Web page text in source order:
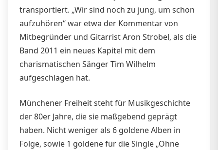
transportiert. „Wir sind noch zu jung, um schon
aufzuhören“ war etwa der Kommentar von
Mitbegründer und Gitarrist Aron Strobel, als die
Band 2011 ein neues Kapitel mit dem
charismatischen Sänger Tim Wilhelm
aufgeschlagen hat.
Münchener Freiheit steht für Musikgeschichte
der 80er Jahre, die sie maßgebend geprägt
haben. Nicht weniger als 6 goldene Alben in
Folge, sowie 1 goldene für die Single „Ohne